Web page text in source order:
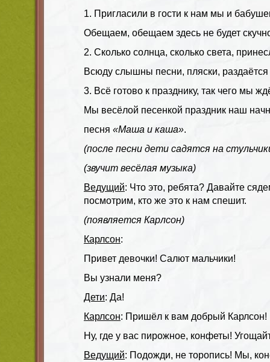
1. Пригласили в гости к нам мы и
Обещаем, обещаем здесь не будет
2. Сколько солнца, сколько света,
Всюду слышны песни, пляски, раздаётся
3. Всё готово к празднику, так чего мы
Мы весёлой песенкой праздник наш
песня «Маша и каша».
(после песни дети садятся на
(звучит весёлая музыка)
Ведущий: Что это, ребята? Давайте
посмотрим, кто же это к нам спешит.
(появляется Карлсон)
Карлсон:
Привет девочки! Салют мальчики!
Вы узнали меня?
Дети: Да!
Карлсон: Пришёл к вам добрый Карлсон!
Ну, где у вас пирожное, конфеты!
Ведущий: Подожди, не торопись! Мы,